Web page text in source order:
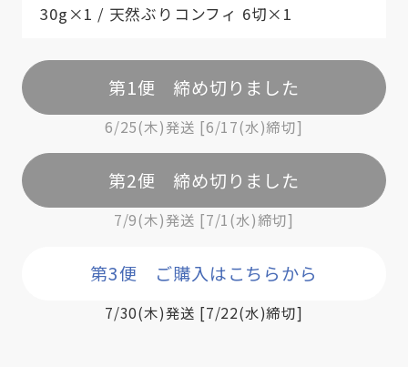
30g×1 / 天然ぶりコンフィ 6切×1
第1便 締め切りました
6/25(木)発送 [6/17(水)締切]
第2便 締め切りました
7/9(木)発送 [7/1(水)締切]
第3便 ご購入はこちらから
7/30(木)発送 [7/22(水)締切]